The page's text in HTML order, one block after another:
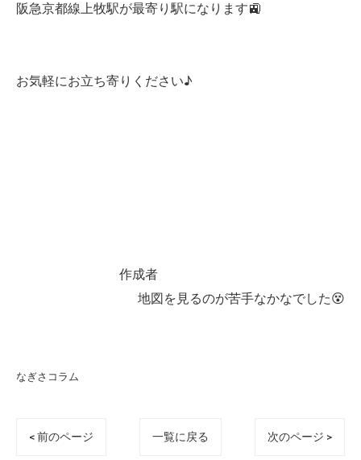
阪急京都線上牧駅が最寄り駅になります🚉
お気軽にお立ち寄りください♪
作成者
地図を見るのが苦手なかなでした😵
なぎさコラム
< 前のページ 一覧に戻る 次のページ >